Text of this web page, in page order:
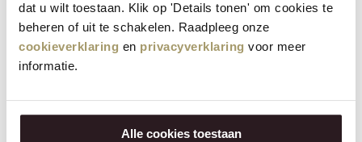
dat u wilt toestaan. Klik op 'Details tonen' om cookies te
beheren of uit te schakelen. Raadpleeg onze
cookieverklaring en privacyverklaring voor meer
informatie.
Alle cookies toestaan
Zutaten: Wasser, GERSTENMALZ*, WEIZENMALZ*, Molke*
(MILCH), Rohrzucker*, Hopfen*, Koriander*, Hefe., *Aus
biologischer Landwirtschaft.
Allergenen: Roggen, Milch (inklusiv Laktose)